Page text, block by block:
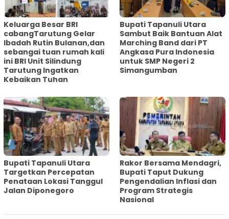
Keluarga Besar BRI
cabangTarutung Gelar
Ibadah Rutin Bulanan,dan
sebangai tuan rumah kali
ini BRI Unit Silindung
Tarutung Ingatkan
Kebaikan Tuhan
Bupati Tapanuli Utara
Sambut Baik Bantuan Alat
Marching Band dari PT
Angkasa Pura Indonesia
untuk SMP Negeri 2
Simangumban
‎Bupati Tapanuli Utara
Targetkan Percepatan
Penataan Lokasi Tanggul
Jalan Diponegoro
Rakor Bersama Mendagri,
Bupati Taput Dukung
Pengendalian Inflasi dan
Program Strategis
Nasional‎